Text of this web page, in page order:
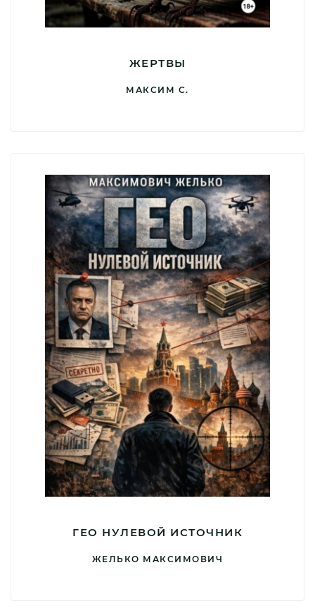
ЖЕРТВЫ
МАКСИМ С.
ГЕО НУЛЕВОЙ ИСТОЧНИК
ЖЕЛЬКО МАКСИМОВИЧ